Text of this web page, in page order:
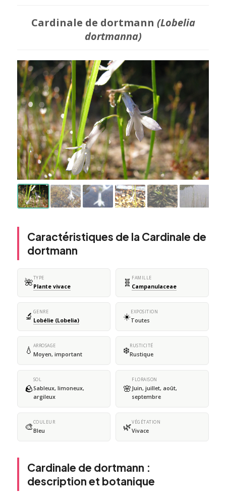
Cardinale de dortmann (Lobelia
dortmanna)
Caractéristiques de la Cardinale de
dortmann
🌺TYPE
Plante vivace 🧬 FAMILLE
Campanulaceae
🔬 GENRE
Lobélie (Lobelia) ☀️EXPOSITION
Toutes
💧 ARROSAGE
Moyen, important ❄️RUSTICITÉ
Rustique
🪨
SOL
Sableux, limoneux,
argileux
🌸
FLORAISON
Juin, juillet, août,
septembre
🎨COULEUR
Bleu 🌿VÉGÉTATION
Vivace
Cardinale de dortmann :
description et botanique